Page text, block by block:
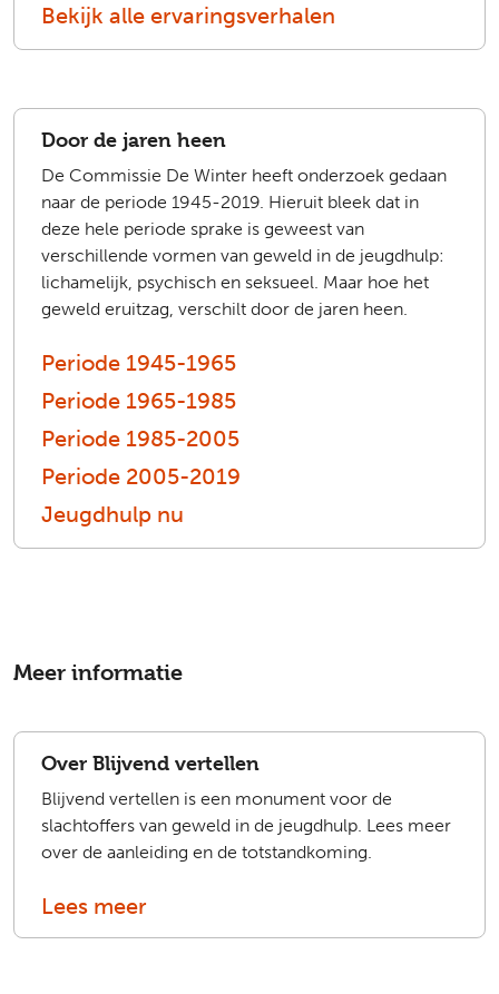
Bekijk alle ervaringsverhalen
Door de jaren heen
De Commissie De Winter heeft onderzoek gedaan
naar de periode 1945-2019. Hieruit bleek dat in
deze hele periode sprake is geweest van
verschillende vormen van geweld in de jeugdhulp:
lichamelijk, psychisch en seksueel. Maar hoe het
geweld eruitzag, verschilt door de jaren heen.
Periode 1945-1965
Periode 1965-1985
Periode 1985-2005
Periode 2005-2019
Jeugdhulp nu
Meer informatie
Over Blijvend vertellen
Blijvend vertellen is een monument voor de
slachtoffers van geweld in de jeugdhulp. Lees meer
over de aanleiding en de totstandkoming.
Lees meer